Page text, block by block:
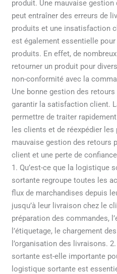
produit. Une mauvaise
peut entraîner des erreurs de
produits et une insatisfaction
est également essentielle
produits. En effet, de
retourner un produit pour
non-conformité avec la
Une bonne gestion des
garantir la satisfaction client.
permettre de traiter
les clients et de réexpédier
mauvaise gestion des retours
client et une perte de
1. Qu’est-ce que la logistique
sortante regroupe toutes les
flux de marchandises depuis
jusqu’à leur livraison chez le
préparation des commandes,
l’étiquetage, le chargement
l’organisation des livraisons.
sortante est-elle importante
logistique sortante est